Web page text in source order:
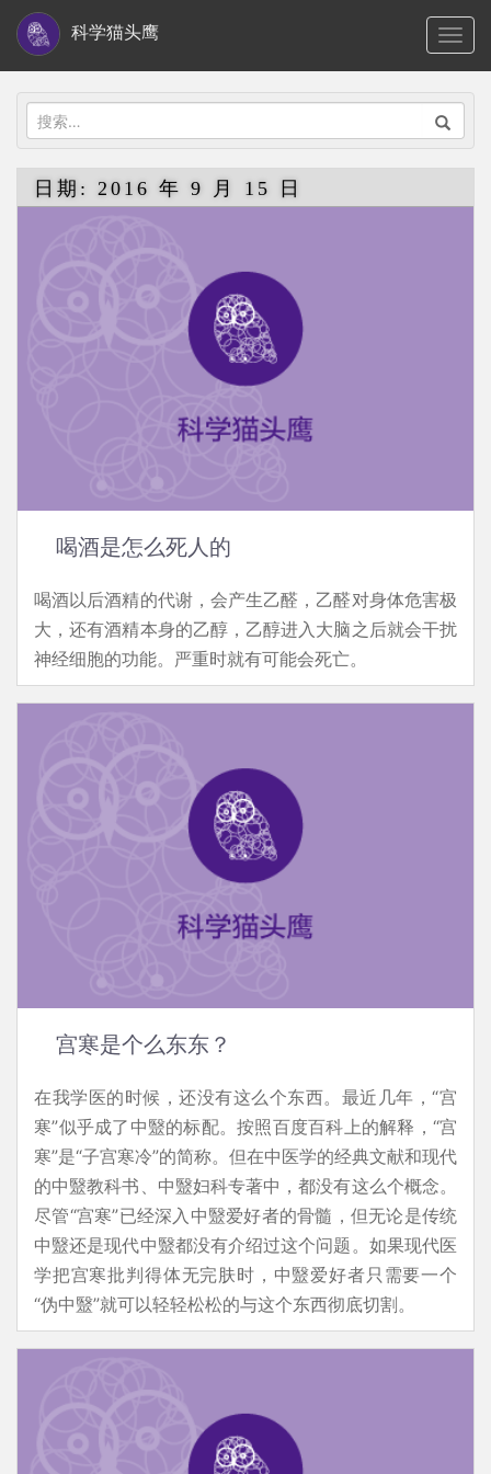
i
科学猫头鹰
搜
索：
日期: 2016 年 9 月 15 日
喝酒是怎么死人的
喝酒以后酒精的代谢，会产生乙醛，乙醛对身体危害极
大，还有酒精本身的乙醇，乙醇进入大脑之后就会干扰
神经细胞的功能。严重时就有可能会死亡。
宫寒是个么东东？
在我学医的时候，还没有这么个东西。最近几年，“宫
寒”似乎成了中毉的标配。按照百度百科上的解释，“宫
寒”是“子宫寒冷”的简称。但在中医学的经典文献和现代
的中毉教科书、中毉妇科专著中，都没有这么个概念。
尽管“宫寒”已经深入中毉爱好者的骨髓，但无论是传统
中毉还是现代中毉都没有介绍过这个问题。如果现代医
学把宫寒批判得体无完肤时，中毉爱好者只需要一个
“伪中毉”就可以轻轻松松的与这个东西彻底切割。